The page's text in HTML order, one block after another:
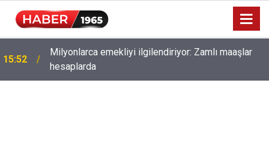
15:52
Milyonlarca emekliyi ilgilendiriyor: Zamlı maaşlar
hesaplarda